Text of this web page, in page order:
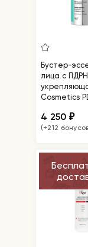
Бустер-
лица с ПДРН
Cosmetics
4 250₽
(+212